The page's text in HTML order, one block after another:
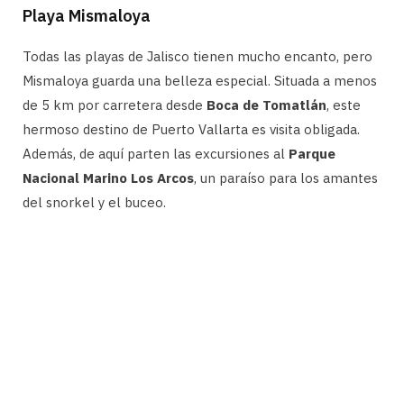
Playa Mismaloya
Todas las playas de Jalisco tienen mucho encanto, pero
Mismaloya guarda una belleza especial. Situada a menos
de 5 km por carretera desde Boca de Tomatlán, este
hermoso destino de Puerto Vallarta es visita obligada.
Además, de aquí parten las excursiones al Parque
Nacional Marino Los Arcos, un paraíso para los amantes
del snorkel y el buceo.